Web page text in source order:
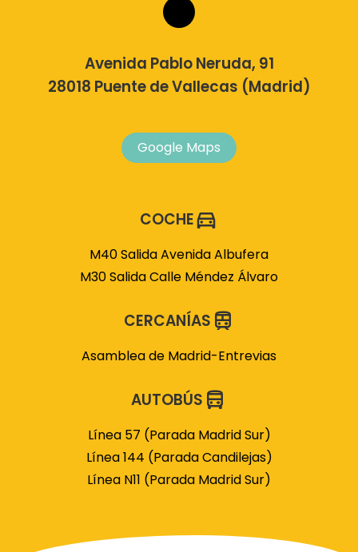
Avenida Pablo Neruda, 91
28018 Puente de Vallecas (Madrid)
Google Maps
COCHE
M40 Salida Avenida Albufera
M30 Salida Calle Méndez Álvaro
CERCANÍAS
Asamblea de Madrid-Entrevias
AUTOBÚS
Línea 57 (Parada Madrid Sur)
Línea 144 (Parada Candilejas)
Línea N11 (Parada Madrid Sur)